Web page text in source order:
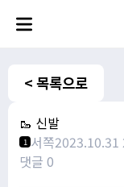
< 목록으로
🥾 신발
1 서쪽2023.10.31
댓글 0